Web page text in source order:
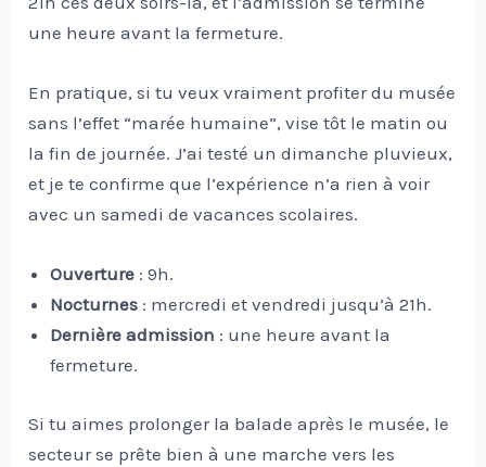
une heure avant la fermeture.
En pratique, si tu veux vraiment profiter du musée
sans l’effet “marée humaine”, vise tôt le matin ou
la fin de journée. J’ai testé un dimanche pluvieux,
et je te confirme que l’expérience n’a rien à voir
avec un samedi de vacances scolaires.
Ouverture : 9h.
Nocturnes : mercredi et vendredi jusqu’à 21h.
Dernière admission : une heure avant la
fermeture.
Si tu aimes prolonger la balade après le musée, le
secteur se prête bien à une marche vers les